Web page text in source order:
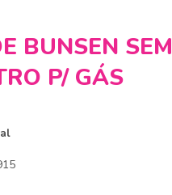
BUNSEN SEM
P/ GÁS